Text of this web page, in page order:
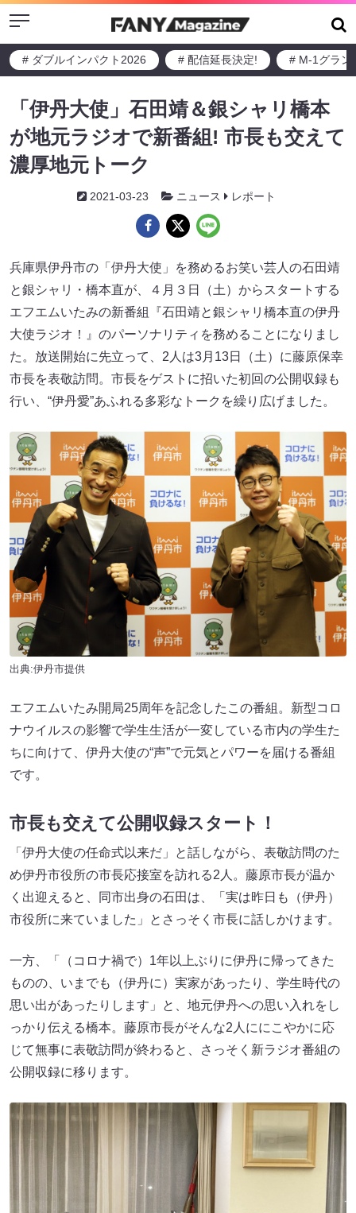
Menu
# ダブルインパクト2026 # 配信延長決定! # M-1グラン
「伊丹大使」石田靖＆銀シャリ橋本
が地元ラジオで新番組! 市長も交えて
濃厚地元トーク
2021-03-23 ニュース レポート
兵庫県伊丹市の「伊丹大使」を務めるお笑い芸人の石田靖
と銀シャリ・橋本直が、４月３日（土）からスタートする
エフエムいたみの新番組『石田靖と銀シャリ橋本直の伊丹
大使ラジオ！』のパーソナリティを務めることになりまし
た。放送開始に先立って、2人は3月13日（土）に藤原保幸
市長を表敬訪問。市長をゲストに招いた初回の公開収録も
行い、“伊丹愛”あふれる多彩なトークを繰り広げました。
出典:伊丹市提供
エフエムいたみ開局25周年を記念したこの番組。新型コロ
ナウイルスの影響で学生生活が一変している市内の学生た
ちに向けて、伊丹大使の“声”で元気とパワーを届ける番組
です。
市長も交えて公開収録スタート！
「伊丹大使の任命式以来だ」と話しながら、表敬訪問のた
め伊丹市役所の市長応接室を訪れる2人。藤原市長が温か
く出迎えると、同市出身の石田は、「実は昨日も（伊丹）
市役所に来ていました」とさっそく市長に話しかけます。
一方、「（コロナ禍で）1年以上ぶりに伊丹に帰ってきた
ものの、いまでも（伊丹に）実家があったり、学生時代の
思い出があったりします」と、地元伊丹への思い入れをし
っかり伝える橋本。藤原市長がそんな2人ににこやかに応
じて無事に表敬訪問が終わると、さっそく新ラジオ番組の
公開収録に移ります。